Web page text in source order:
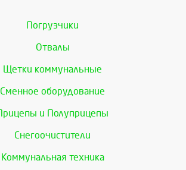
Погрузчики
Отвалы
Щетки коммунальные
Сменное оборудование
и Полуприцепы
Снегоочистители
Коммунальная техника